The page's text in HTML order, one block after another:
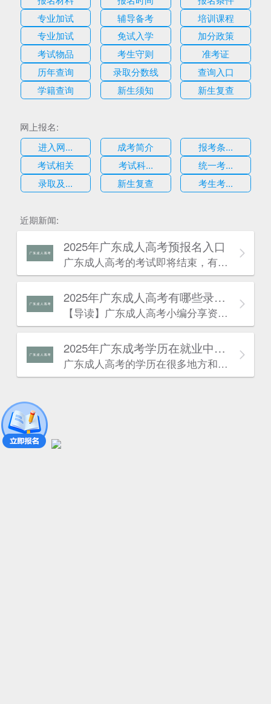
估
专业加试
辅导备考
培训课程
专业加试
免试入学
加分政策
考试物品
考生守则
准考证
历年查询
录取分数线
查询入口
学籍查询
新生须知 新生复查
网上报名:
进入网...
成考简介
报考条...
考试相关
考试科...
统一考...
录取及...
新生复查 考生考...
近期新闻:
2025年广东成人高考预报名入口
广东成人高考的考试即将结束，有一些考生可能因为某种原因忘记报考今年的广东成人高考，不过没有关系，因为考生也可以为明年的广东成人高考报名做好准备，考生可阅读本文了解详情：
2025年广东成人高考有哪些录取的流程？
【导读】广东成人高考​小编分享资讯：“2024年广东成人高考有哪些录取的流程?“相关内容。最近广东成人高考报名已经结束，广东成人高考考试也快开始了。许多同学对于广东成人高考有一些疑问，针对这些疑问，下面小编就来为大家解答一下，到底是怎么一回事呢?下面就一起来看看吧!
2025年广东成考学历在就业中有什么优势？
广东成人高考的学历在很多地方和普通成考的学历作用是一致的。以下是广东成考网为大家带来的“广东成考学历在就业中有什么优势”相关内容，详情如下：